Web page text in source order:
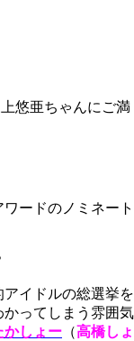
悠亜ちゃんにご満
ードのノミネート
イドルの総選挙を
ってしまう雰囲気
かしょー （高橋しょ